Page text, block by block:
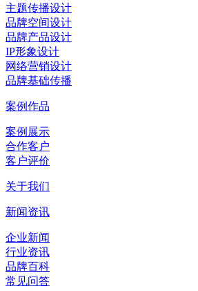
主题传播设计
品牌空间设计
品牌产品设计
IP形象设计
网络营销设计
品牌基础传播
案例作品
案例展示
合作客户
客户评价
关于我们
新闻资讯
企业新闻
行业资讯
品牌百科
常见问答